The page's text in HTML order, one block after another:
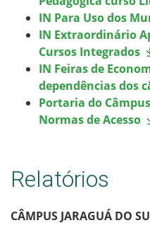
IN Para Uso dos
IN Extraordinário
Cursos Integrados
IN Feiras de
dependências dos
Portaria do
Normas de Acesso
Relatórios
CÂMPUS JARAGUÁ DO